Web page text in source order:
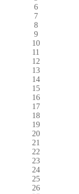
6
7
8
9
10
11
12
13
14
15
16
17
18
19
20
21
22
23
24
25
26